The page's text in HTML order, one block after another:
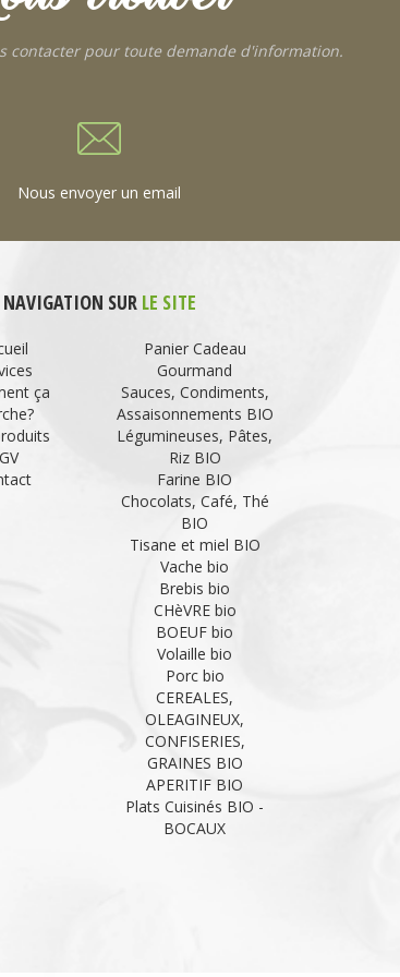
contacter pour toute demande d'information.
Nous envoyer un email
NAVIGATION SUR LE SITE
ça
Panier Cadeau
Gourmand
Sauces, Condiments,
Assaisonnements BIO
Légumineuses, Pâtes,
Riz BIO
Farine BIO
Chocolats, Café, Thé
BIO
Tisane et miel BIO
Vache bio
Brebis bio
CHèVRE bio
BOEUF bio
Volaille bio
Porc bio
CEREALES,
OLEAGINEUX,
CONFISERIES,
GRAINES BIO
APERITIF BIO
Plats Cuisinés BIO -
BOCAUX